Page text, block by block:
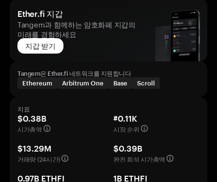
Ether.fi 지갑
Tangem과 함께하는 암호화폐 지갑의
미래를 경험하세요
지갑 받기
Tangem은 Ether.fi 네트워크를 지원합니다
Ethereum
Arbitrum One Base Scroll
지표
$0.38B
시가총액
#0.11K
시장 순위
$13.29M
거래량 (24시간)
$0.39B
완전 희석 시가총액
0.97B ETHFI
1B ETHFI